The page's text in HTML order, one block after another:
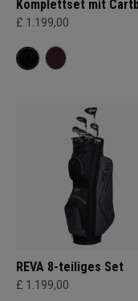
Komplettset mit
£ 1.199,00
REVA 8-teiliges Set
£ 1.199,00